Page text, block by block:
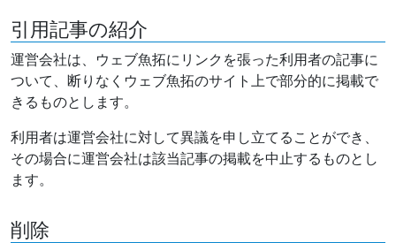
引用記事の紹介
運営会社は、ウェブ魚拓にリンクを張った利用者の記事に
ついて、断りなくウェブ魚拓のサイト上で部分的に掲載で
きるものとします。
利用者は運営会社に対して異議を申し立てることができ、
その場合に運営会社は該当記事の掲載を中止するものとし
ます。
削除